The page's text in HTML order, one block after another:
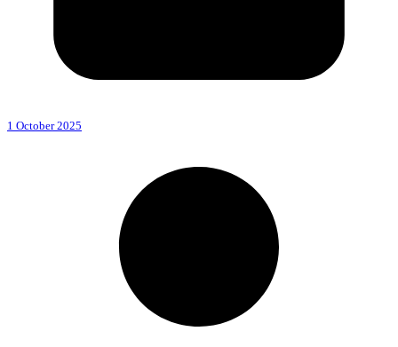
1 October 2025